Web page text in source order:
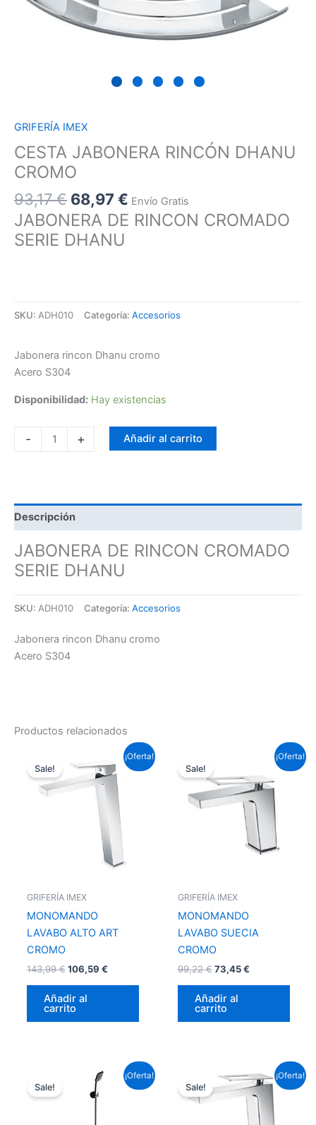
GRIFERÍA IMEX
CESTA JABONERA RINCÓN DHANU
CROMO
93,17€ 68,97 € Envío Gratis
JABONERA DE RINCON CROMADO
SERIE DHANU
SKU: ADH010 Categoría: Accesorios
Jabonera rincon Dhanu cromo
Acero S304
Disponibilidad: Hay existencias
- + Añadir al carrito
Descripción
JABONERA DE RINCON CROMADO
SERIE DHANU
SKU: ADH010 Categoría: Accesorios
Jabonera rincon Dhanu cromo
Acero S304
Productos relacionados
¡Oferta!
Sale!
GRIFERÍA IMEX
MONOMANDO
LAVABO ALTO ART
CROMO
143,99€
precio
original
era:
143,99 €.
106,59 €
precio
actual
es:
106,59 €.
Añadir al
carrito
¡Oferta!
Sale!
GRIFERÍA IMEX
MONOMANDO
LAVABO SUECIA
CROMO
99,22€
original
era:
99,22 €.
73,45€
precio
es:
73,45 €.
Añadir al
carrito
¡Oferta!
Sale!
original
El
precio
¡Oferta!
Sale!
precio
original
156,09 €.
precio
actual
es:
115,54 €.